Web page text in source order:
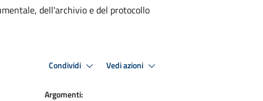
dell'archivio e del protocollo
Condividi Vedi azioni
Argomenti: